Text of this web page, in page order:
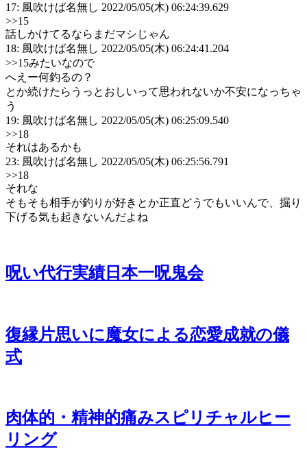
17: 風吹けば名無し 2022/05/05(木) 06:24:39.629
>>15
話しかけてるならまだマシじゃん
18: 風吹けば名無し 2022/05/05(木) 06:24:41.204
>>15みたいなので
へえー何釣るの？
とか続けたらうっとおしいって思われないか不安になっちゃ
う
19: 風吹けば名無し 2022/05/05(木) 06:25:09.540
>>18
それはあるかも
23: 風吹けば名無し 2022/05/05(木) 06:25:56.791
>>18
それな
そもそも相手が釣りが好きとか正直どうでもいいんで、掘り
下げる気も起きないんだよね
呪い代行実績日本一呪鬼会
復縁片思いに魔女による恋愛成就の儀
式
肉体的・精神的痛みスピリチャルヒー
リング